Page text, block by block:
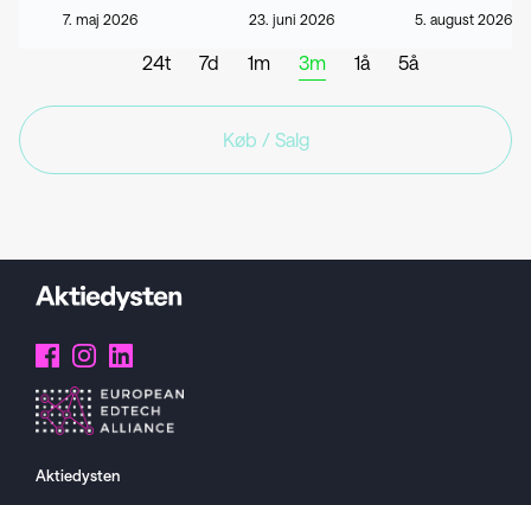
7. maj 2026 23. juni 2026 5. august 2026
24t 7d 1m 3m 1å 5å
Køb / Salg
Aktiedysten